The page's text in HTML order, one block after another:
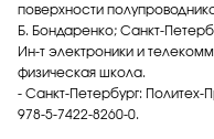
поверхности
Б. Бондаренко; Санкт-
Ин-т электроники и
физическая школа.
- Санкт-Петербург: Политех-
978-5-7422-8260-0.